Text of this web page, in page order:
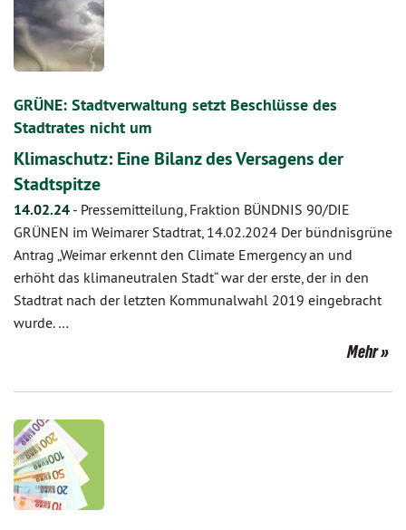
GRÜNE: Stadtverwaltung setzt Beschlüsse des
Stadtrates nicht um
Klimaschutz: Eine Bilanz des Versagens der
Stadtspitze
14.02.24 - Pressemitteilung, Fraktion BÜNDNIS 90/DIE
GRÜNEN im Weimarer Stadtrat, 14.02.2024 Der bündnisgrüne
Antrag „Weimar erkennt den Climate Emergency an und
erhöht das klimaneutralen Stadt“ war der erste, der in den
Stadtrat nach der letzten Kommunalwahl 2019 eingebracht
wurde. …
Mehr